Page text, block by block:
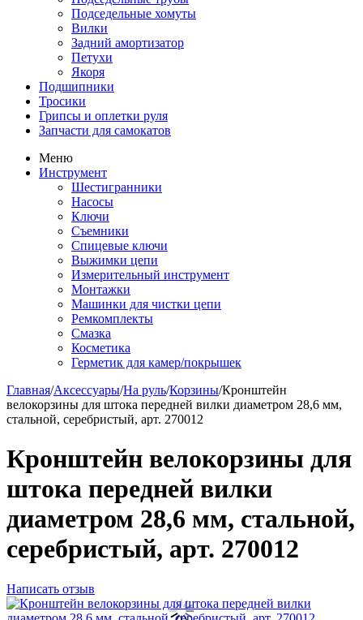
Подседельные хомуты
Вилки
Задний амортизатор
Петухи
Якоря
Подшипники
Тросики
Грипсы и оплетки руля
Запчасти для самокатов
Меню
Инструмент
Шестигранники
Насосы
Ключи
Съемники
Спицевые ключи
Выжимки цепи
Измерительный инструмент
Монтажки
Машинки для чистки цепи
Ремкомплекты
Смазка
Косметика
Герметик для камер/покрышек
Главная/Аксессуары/На руль/Корзины/Кронштейн
велокорзины для штока передней вилки диаметром 28,6 мм,
стальной, серебристый, арт. 270012
Кронштейн велокорзины для
штока передней вилки
диаметром 28,6 мм, стальной,
серебристый, арт. 270012
Написать отзыв